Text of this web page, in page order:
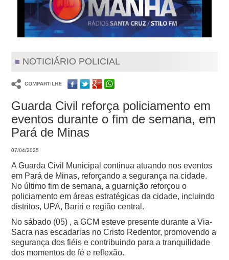
NOTICIÁRIO POLICIAL
Guarda Civil reforça policiamento em
eventos durante o fim de semana, em
Pará de Minas
07/04/2025
A Guarda Civil Municipal continua atuando nos eventos
em Pará de Minas, reforçando a segurança na cidade.
No último fim de semana, a guarnição reforçou o
policiamento em áreas estratégicas da cidade, incluindo
distritos, UPA, Bariri e região central.
No sábado (05) , a GCM esteve presente durante a Via-
Sacra nas escadarias no Cristo Redentor, promovendo a
segurança dos fiéis e contribuindo para a tranquilidade
dos momentos de fé e reflexão.